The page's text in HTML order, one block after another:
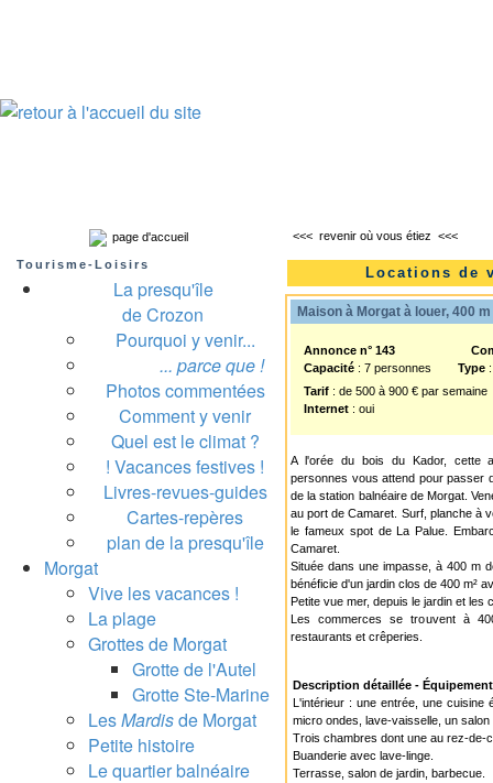
page d'accueil
Tourisme-Loisirs
La presqu'île
de Crozon
Pourquoi y venir...
... parce que !
Photos commentées
Comment y venir
Quel est le climat ?
! Vacances festives !
Livres-revues-guides
Cartes-repères
plan de la presqu'île
Morgat
Vive les vacances !
La plage
Grottes de Morgat
Grotte de l'Autel
Grotte Ste-Marine
LesMardisde Morgat
Petite histoire
Le quartier balnéaire
<<< revenir où vous étiez <<<
Locations de
Maison à Morgat à louer, 400
Annonce n° 143
Capacité : 7 personnes Type
Tarif : de 500 à 900 € par semaine
Internet : oui
A l'orée du bois du Kador, cette
personnes vous attend pour passer
de la station balnéaire de Morgat.
au port de Camaret. Surf, planche à
le fameux spot de La Palue.
Camaret.
Située dans une impasse, à 400 m
bénéficie d'un jardin clos de 400 m²
Petite vue mer, depuis le jardin et les
Les commerces se trouvent à
restaurants et crêperies.
Description détaillée -
L'intérieur : une entrée, une cuisine
micro ondes, lave-vaisselle, un
Trois chambres dont une au rez-de-
Buanderie avec lave-linge.
Terrasse, salon de jardin, barbecue.